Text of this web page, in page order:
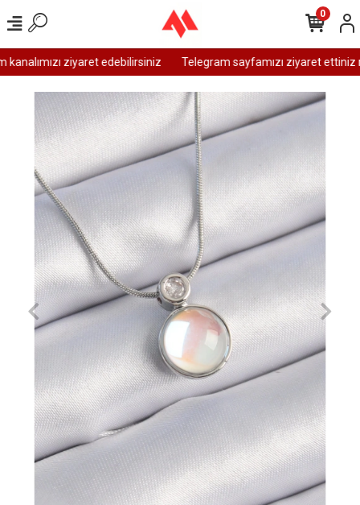
ziyaret edebilirsiniz Telegram sayfamızı ziyaret ettiniz
0